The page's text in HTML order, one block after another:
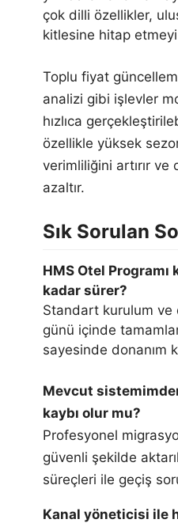
çok dilli özellikler,
kitlesine hitap etmeyi
Toplu fiyat
analizi gibi işlevler
hızlıca
özellikle yüksek
verimliliğini artırır ve
azaltır.
Sık Sorulan
HMS Otel
kadar sürer?
Standart kurulum ve
günü içinde
sayesinde donanım
Mevcut
kaybı olur mu?
Profesyonel
güvenli şekilde
süreçleri ile geçiş
Kanal yöneticisi ile